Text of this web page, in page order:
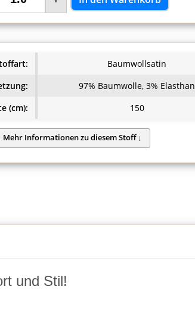
Baumwollsatin
97% Baumwolle, 3% Elasthan
(cm):
150
und Stil!